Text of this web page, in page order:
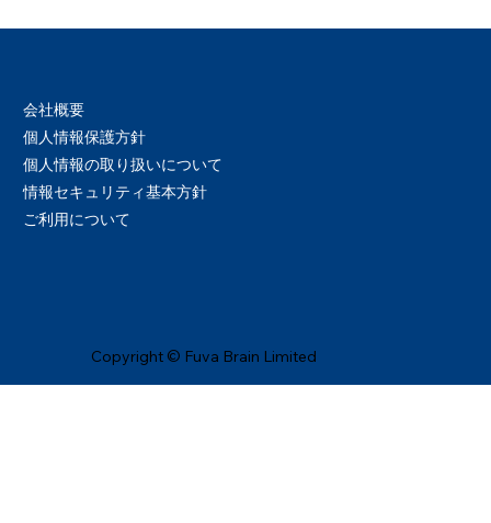
Copyright © Fuva Brain Limited
会社概要
個人情報保護方針
個人情報の取り扱いについて
情報セキュリティ基本方針
ご利用について